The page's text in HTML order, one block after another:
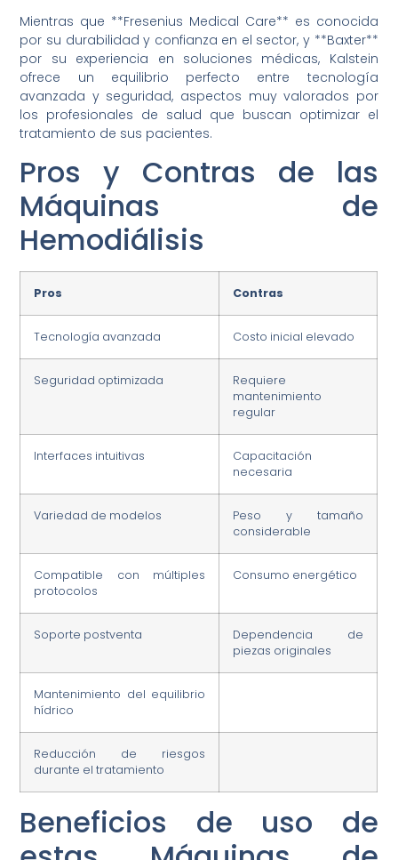
Mientras que **Fresenius Medical Care** es conocida
por su durabilidad y confianza en el sector, y **Baxter**
por su experiencia en soluciones médicas, Kalstein
ofrece un equilibrio perfecto entre tecnología
avanzada y seguridad, aspectos muy valorados por
los profesionales de salud que buscan optimizar el
tratamiento de sus pacientes.
Pros y Contras de las
Máquinas de
Hemodiálisis
Pros Contras
Tecnología avanzada Costo inicial elevado
Seguridad optimizada
Requiere
mantenimiento
regular
Interfaces intuitivas
Capacitación
necesaria
Variedad de modelos
Peso y tamaño
considerable
Compatible con múltiples
protocolos
Consumo energético
Soporte postventa
Dependencia de
piezas originales
Mantenimiento del equilibrio
hídrico
Reducción de riesgos
durante el tratamiento
Beneficios de uso de